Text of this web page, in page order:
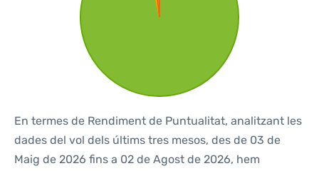
En termes de Rendiment de Puntualitat, analitzant les
dades del vol dels últims tres mesos, des de 03 de
Maig de 2026 fins a 02 de Agost de 2026, hem